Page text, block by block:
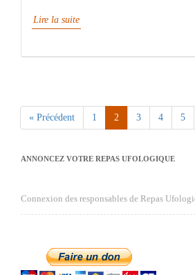
Lire la suite
« Précédent 1 2 3 4 5
ANNONCEZ VOTRE REPAS UFOLOGIQUE
Connexion des responsables de Repas